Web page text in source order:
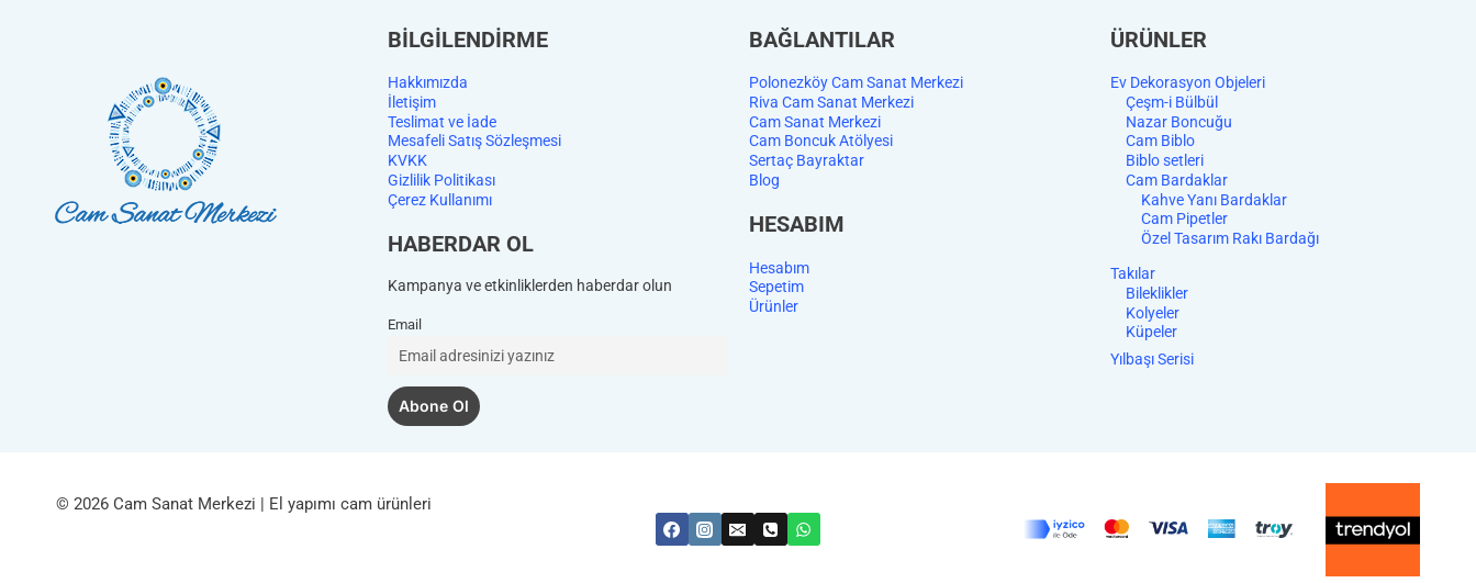
BİLGİLENDİRME
Hakkımızda
İletişim
Teslimat ve İade
Mesafeli Satış Sözleşmesi
KVKK
Gizlilik Politikası
Çerez Kullanımı
HABERDAR OL
Kampanya ve etkinliklerden haberdar olun
Email
BAĞLANTILAR
Polonezköy Cam Sanat Merkezi
Riva Cam Sanat Merkezi
Cam Sanat Merkezi
Cam Boncuk Atölyesi
Sertaç Bayraktar
Blog
HESABIM
Hesabım
Sepetim
Ürünler
ÜRÜNLER
Ev Dekorasyon Objeleri
Çeşm-i Bülbül
Nazar Boncuğu
Cam Biblo
Biblo setleri
Cam Bardaklar
Kahve Yanı Bardaklar
Cam Pipetler
Özel Tasarım Rakı Bardağı
Takılar
Bileklikler
Kolyeler
Küpeler
Yılbaşı Serisi
© 2026 Cam Sanat Merkezi | El yapımı cam ürünleri